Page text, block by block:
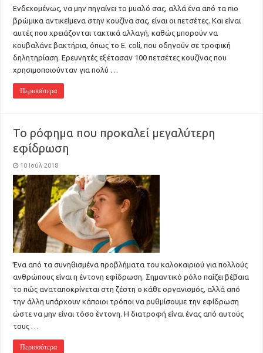
Ενδεχομένως, να μην πηγαίνει το μυαλό σας, αλλά ένα από τα πιο
βρώμικα αντικείμενα στην κουζίνα σας, είναι οι πετσέτες. Και είναι
αυτές που χρειάζονται τακτικά αλλαγή, καθώς μπορούν να
κουβαλάνε βακτήρια, όπως το E. coli, που οδηγούν σε τροφική
δηλητηρίαση. Ερευνητές εξέτασαν 100 πετσέτες κουζίνας που
χρησιμοποιούνταν για πολύ …
Περισσότερα
Το ρόφημα που προκαλεί μεγαλύτερη
εφίδρωση
10 Ιούλ 2018
Ένα από τα συνηθισμένα προβλήματα του καλοκαιριού για πολλούς
ανθρώπους είναι η έντονη εφίδρωση. Σημαντικό ρόλο παίζει βέβαια
το πώς αναταποκρίνεται στη ζέστη ο κάθε οργανισμός, αλλά από
την άλλη υπάρχουν κάποιοι τρόποι να ρυθμίσουμε την εφίδρωση
ώστε να μην είναι τόσο έντονη. Η διατροφή είναι ένας από αυτούς
τους …
Περισσότερα